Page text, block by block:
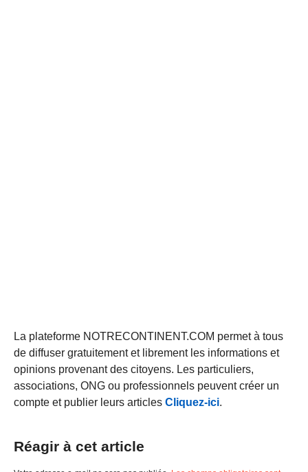
La plateforme NOTRECONTINENT.COM permet à tous
de diffuser gratuitement et librement les informations et
opinions provenant des citoyens. Les particuliers,
associations, ONG ou professionnels peuvent créer un
compte et publier leurs articles Cliquez-ici.
Réagir à cet article